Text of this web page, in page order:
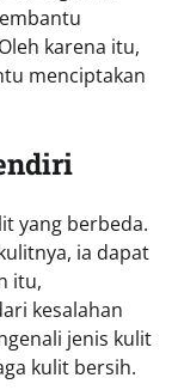
karena itu,
menciptakan
yang berbeda.
ia dapat
itu,
kesalahan
jenis kulit
kulit bersih.